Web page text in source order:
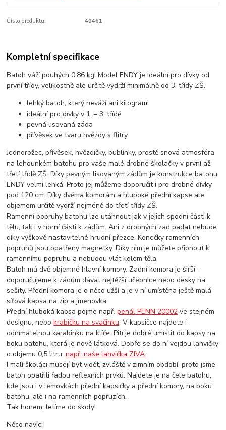
Číslo produktu: 40461
Kompletní specifikace
Batoh váží pouhých 0,86 kg! Model ENDY je ideální pro dívky od
první třídy, velikostně ale určitě vydrží minimálně do 3. třídy ZŠ.
lehký batoh, který neváží ani kilogram!
ideální pro dívky v 1. – 3. třídě
pevná lisovaná záda
přívěsek ve tvaru hvězdy s flitry
Jednorožec, přívěsek, hvězdičky, bublinky, prostě snová atmosféra
na lehounkém batohu pro vaše malé drobné školačky v první až
třetí třídě ZŠ. Díky pevným lisovaným zádům je konstrukce batohu
ENDY velmi lehká. Proto jej můžeme doporučit i pro drobné dívky
pod 120 cm. Díky dvěma komorám a hluboké přední kapse ale
objemem určitě vydrží nejméně do třetí třídy ZŠ.
Ramenní popruhy batohu lze utáhnout jak v jejich spodní části k
tělu, tak i v horní části k zádům. Ani z drobných zad padat nebude
díky výškově nastavitelné hrudní přezce. Konečky ramenních
popruhů jsou opatřeny magnetky. Díky nim je můžete připnout k
ramennímu popruhu a nebudou vlát kolem těla.
Batoh má dvě objemné hlavní komory. Zadní komora je širší -
doporučujeme k zádům dávat nejtěžší učebnice nebo desky na
sešity. Přední komora je o něco užší a je v ní umístěna ještě malá
síťová kapsa na zip a jmenovka.
Přední hluboká kapsa pojme např.penál PENN 20002 ve stejném
designu, nebokrabičku na svačinku. V kapsičce najdete i
odnímatelnou karabinku na klíče. Pití je dobré umístit do kapsy na
boku batohu, která je nově látková. Dobře se do ní vejdou lahvičky
o objemu 0,5 litru,např. naše lahvička ZIVA.
I malí školáci musejí být vidět, zvláště v zimním období, proto jsme
batoh opatřili řadou reflexních prvků. Najdete je na čele batohu,
kde jsou i v lemovkách přední kapsičky a přední komory, na boku
batohu, ale i na ramenních popruzích.
Tak honem, letíme do školy!
Něco navíc: